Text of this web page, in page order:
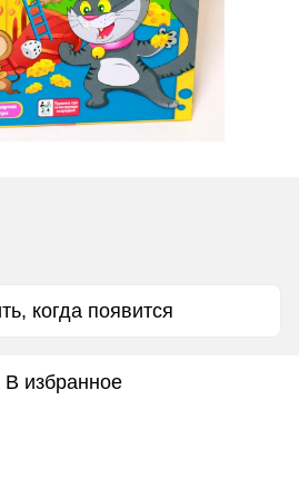
когда появится
В избранное